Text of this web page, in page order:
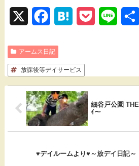
c
e
b
o
o
e
n
a
e
t
アームス日記
放課後等デイサービス
細谷戸公園
ｲ～
♥デイルームより♥～放デイ日記～